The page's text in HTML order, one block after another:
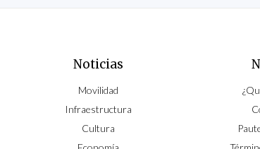
Noticias
Movilidad
Infraestructura
Cultura